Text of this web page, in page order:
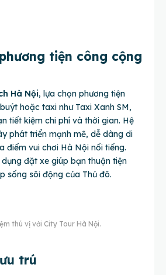
tiện công cộng
Hà Nội, lựa chọn phương tiện
hoặc taxi như Taxi Xanh SM,
tiết kiệm chi phí và thời gian. Hệ
phát triển mạnh mẽ, dễ dàng di
điểm vui chơi Hà Nội nổi tiếng.
đặt xe giúp bạn thuận tiện
sống sôi động của Thủ đô.
thú vị với City Tour Hà Nội.
trú